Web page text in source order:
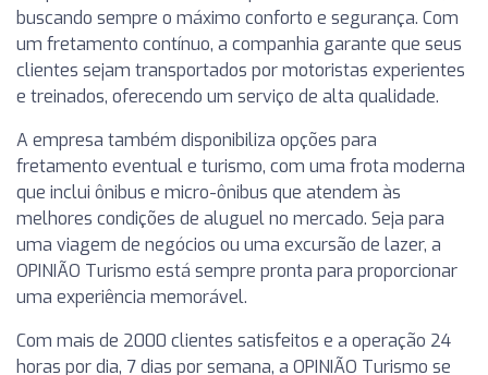
buscando sempre o máximo conforto e segurança. Com
um fretamento contínuo, a companhia garante que seus
clientes sejam transportados por motoristas experientes
e treinados, oferecendo um serviço de alta qualidade.
A empresa também disponibiliza opções para
fretamento eventual e turismo, com uma frota moderna
que inclui ônibus e micro-ônibus que atendem às
melhores condições de aluguel no mercado. Seja para
uma viagem de negócios ou uma excursão de lazer, a
OPINIÃO Turismo está sempre pronta para proporcionar
uma experiência memorável.
Com mais de 2000 clientes satisfeitos e a operação 24
horas por dia, 7 dias por semana, a OPINIÃO Turismo se